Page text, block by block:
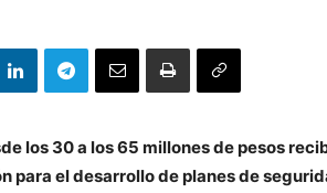
los 30 a los 65 millones de pesos
para el desarrollo de planes de